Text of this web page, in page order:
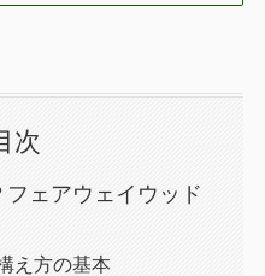
次
ェアウェイウッド
え方の基本